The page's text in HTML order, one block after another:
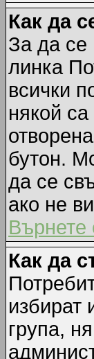
Как да
За да се
линка
всички
някой
бутон.
да се
ако не
Върнете
Как да
избират
група,